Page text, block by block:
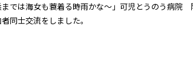
では海女も蓑着る時雨かな～」可児とうのう病院
同士交流をしました。